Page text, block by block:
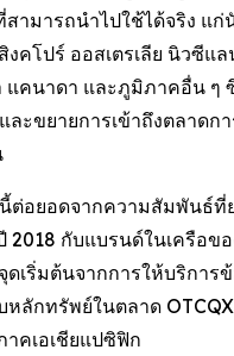
ามารถนำไปใช้ได้จริง แ
คโปร์ ออสเตรเลีย นิวซีแ
แคนาดา และภูมิภาคอื่น ๆ
ละขยายการเข้าถึงตลาดก
ต่อยอดจากความสัมพันธ์ที่
2018 กับแบรนด์ในเครือข
ดเริ่มต้นจากการให้บริการ
ลักทรัพย์ในตลาด
คเอเชียแปซิฟิก